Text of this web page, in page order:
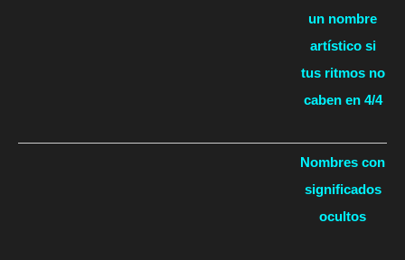
un nombre
artístico si
tus ritmos no
caben en 4/4
Nombres con
significados
ocultos